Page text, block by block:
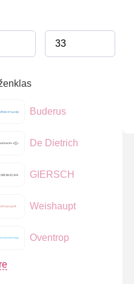
Buderus
De Dietrich
GIERSCH
Weishaupt
Oventrop